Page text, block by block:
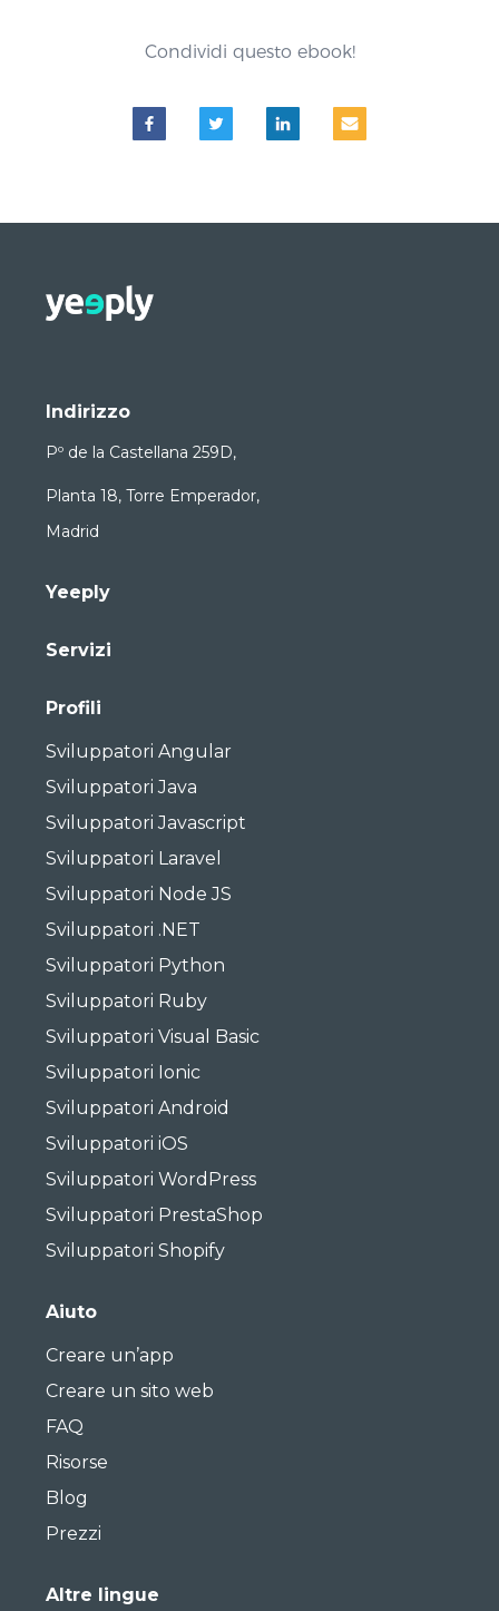
Condividi questo ebook!
Indirizzo
Pº de la Castellana 259D,
Planta 18, Torre Emperador,
Madrid
Yeeply
Servizi
Profili
Sviluppatori Angular
Sviluppatori Java
Sviluppatori Javascript
Sviluppatori Laravel
Sviluppatori Node JS
Sviluppatori .NET
Sviluppatori Python
Sviluppatori Ruby
Sviluppatori Visual Basic
Sviluppatori Ionic
Sviluppatori Android
Sviluppatori iOS
Sviluppatori WordPress
Sviluppatori PrestaShop
Sviluppatori Shopify
Aiuto
Creare un’app
Creare un sito web
FAQ
Risorse
Blog
Prezzi
Altre lingue